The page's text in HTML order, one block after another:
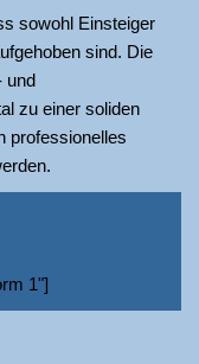
sowohl Einsteiger
sind. Die
und
zu einer soliden
professionelles
1"]